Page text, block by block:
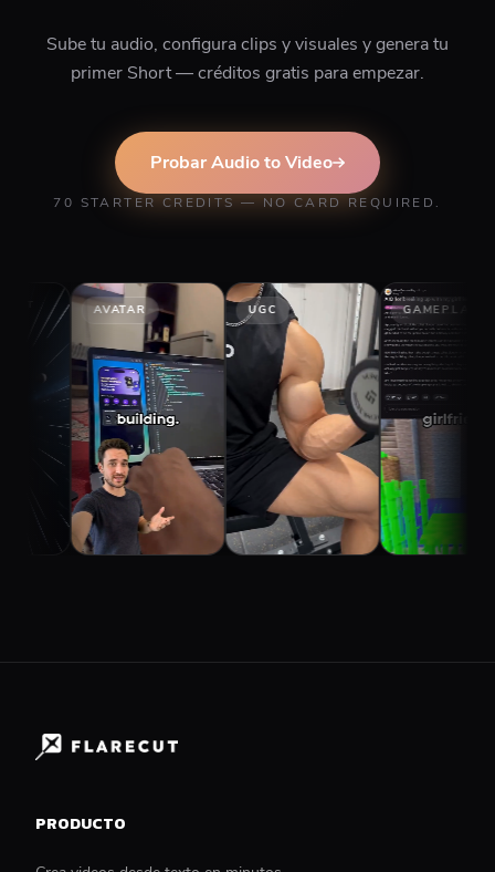
Sube tu audio, configura clips y visuales y genera tu
primer Short — créditos gratis para empezar.
Probar Audio to Video
70 STARTER CREDITS — NO CARD REQUIRED.
UGC GAMEPLAY
PRODUCTO